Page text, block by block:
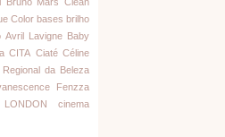
Color bases brilho
Avril Lavigne Baby
CITA Ciaté Céline
Regional da Beleza
Fenzza
cinema